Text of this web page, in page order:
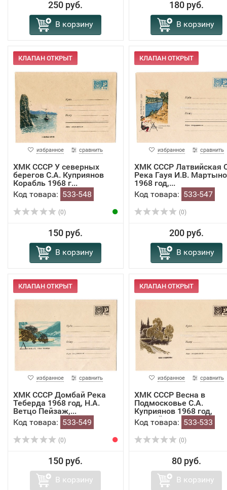
250 руб.
В корзину
180 руб.
В корзину
КЛАПАН ОТКРЫТ
избранное сравнить
ХМК СССР У северных
берегов С.А. Куприянов
Корабль 1968 г...
Код товара: 533-548
(0)
150 руб.
В корзину
КЛАПАН ОТКРЫТ
избранное сравнить
ХМК СССР Латвийская
Река Гауя И.В.
1968 год,...
Код товара: 533-547
(0)
200 руб.
В корзину
КЛАПАН ОТКРЫТ
избранное сравнить
ХМК СССР Домбай Река
Теберда 1968 год, Н.А.
Ветцо Пейзаж,...
Код товара: 533-549
(0)
150 руб.
В корзину
КЛАПАН ОТКРЫТ
избранное сравнить
ХМК СССР Весна в
Подмосковье С.А.
Куприянов 1968 год,
чистый
Код товара: 533-533
(0)
80 руб.
В корзину